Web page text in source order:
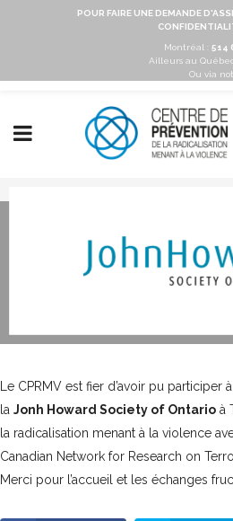
POUR FAIRE UNE DEMANDE
Montréal : 514
Ailleurs au Québec
Ou via
Le CPRMV est fier d’avoir pu
la Jonh Howard Society of Ontario à
la radicalisation menant à la violence
Canadian Network for Research on
Merci pour l’accueil et les échanges